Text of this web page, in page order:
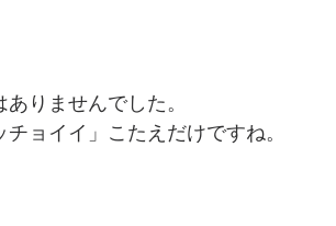
りませんでした。
ョイイ」こたえだけですね。